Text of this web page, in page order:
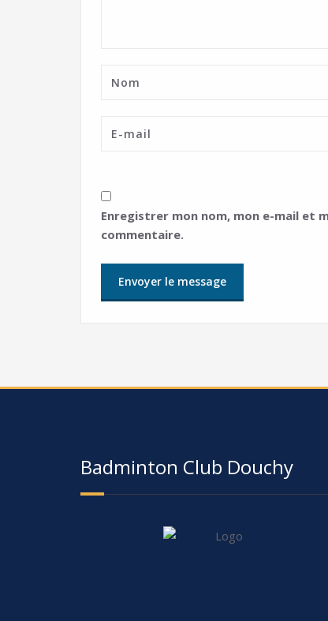
Enregistrer mon nom, mon e-mail et
commentaire.
Badminton Club Douchy